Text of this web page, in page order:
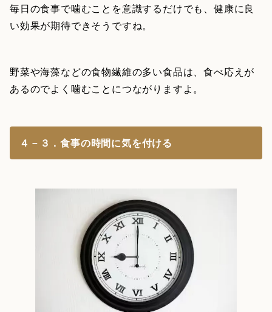
毎日の食事で噛むことを意識するだけでも、健康に良
い効果が期待できそうですね。
野菜や海藻などの食物繊維の多い食品は、食べ応えが
あるのでよく噛むことにつながりますよ。
４－３．食事の時間に気を付ける